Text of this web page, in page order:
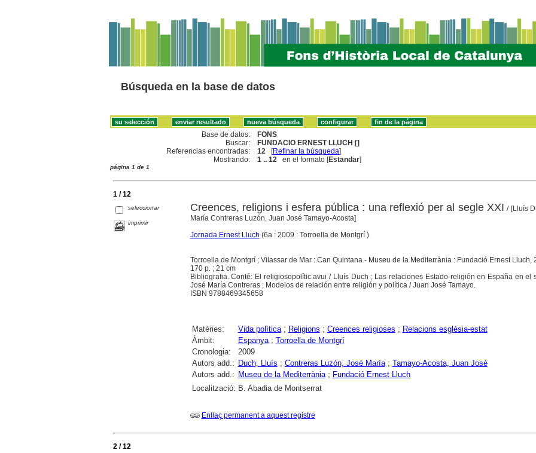
Búsqueda en la base de datos
Base de datos:
FONS
Buscar:
FUNDACIO ERNEST LLUCH []
Referencias encontradas:
12 [Refinar la búsqueda]
Mostrando:
1 .. 12 en el formato [Estandar]
página 1 de 1
1 / 12
seleccionar
imprimir
Creences, religions i esfera pública : una reflexió per al segle XXI / [Lluís
María Contreras Luzón, Juan José Tamayo-Acosta]
Jornada Ernest Lluch (6a : 2009 : Torroella de Montgrí )
Torroella de Montgrí ; Vilassar de Mar : Can Quintana - Museu de la Mediterrània : Fundació Ernest Lluch,
170 p. ; 21 cm
Bibliografia. Conté: El religiosopolític avui / Lluís Duch ; Las relaciones Estado-religión en España en el
José María Contreras ; Modelos de relación entre religión y política / Juan José Tamayo.
ISBN 9788469345658
Matèries: Vida política; Religions ; Creences religioses ; Relacions església-estat
Àmbit:
Espanya; Torroella de Montgrí
Cronologia:
2009
Autors add.: Duch, Lluís ; Contreras Luzón, José María; Tamayo-Acosta, Juan José
Autors add.: Museu de la Mediterrània; Fundació Ernest Lluch
Localització: B. Abadia de Montserrat
Enllaç permanent a aquest registre
2 / 12